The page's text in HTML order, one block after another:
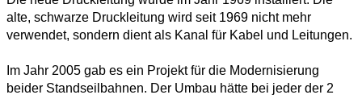
alte, schwarze Druckleitung wird seit 1969 nicht mehr
verwendet, sondern dient als Kanal für Kabel und Leitungen.
Im Jahr 2005 gab es ein Projekt für die Modernisierung
beider Standseilbahnen. Der Umbau hätte bei jeder der 2